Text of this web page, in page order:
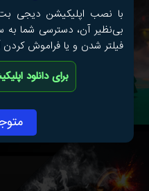
با نصب اپلیکیشن دیجی بت،
بی‌نظیر آن، دسترسی شما به
فیلتر شدن و یا فراموش
برای دانلود